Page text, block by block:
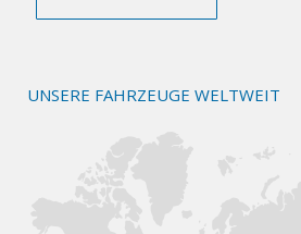
UNSERE FAHRZEUGE WELTWEIT